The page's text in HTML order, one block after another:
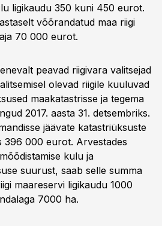
ligikaudu 350 kuni 450 eurot.
võõrandatud maa riigi
70 000 eurot.
peavad riigivara valitsejad
olevad riigile kuuluvad
maakatastrisse ja tegema
2017. aasta 31. detsembriks.
jäävate katastriüksuste
396 000 eurot. Arvestades
kulu ja
suurust, saab selle summa
maareservi ligikaudu 1000
7000 ha.